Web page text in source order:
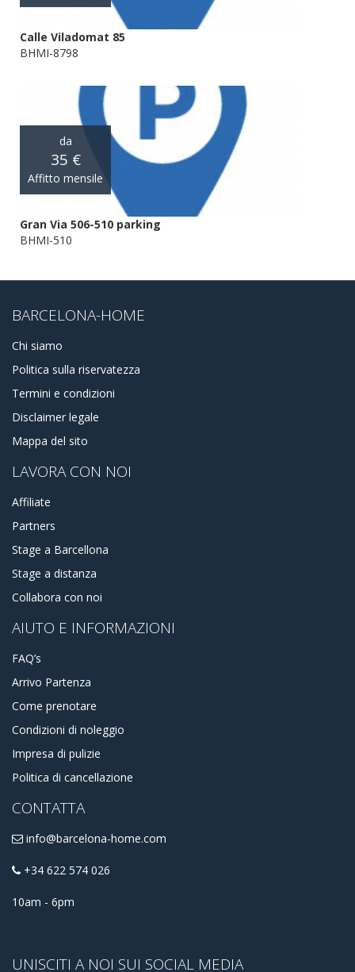
Calle Viladomat 85
BHMI-8798
da
35 €
Affitto mensile
Gran Via 506-510 parking
BHMI-510
BARCELONA-HOME
Chi siamo
Politica sulla riservatezza
Termini e condizioni
Disclaimer legale
Mappa del sito
LAVORA CON NOI
Affiliate
Partners
Stage a Barcellona
Stage a distanza
Collabora con noi
AIUTO E INFORMAZIONI
FAQ’s
Arrivo Partenza
Come prenotare
Condizioni di noleggio
Impresa di pulizie
Politica di cancellazione
CONTATTA
info@barcelona-home.com
+34 622 574 026
10am - 6pm
UNISCITI A NOI SUI SOCIAL MEDIA